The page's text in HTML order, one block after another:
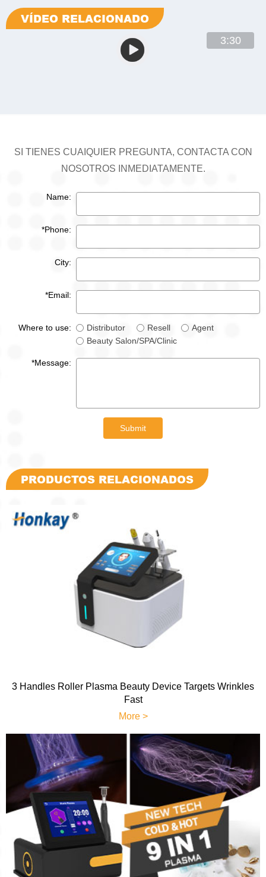
VÍDEO RELACIONADO
3:30
SI TIENES CUAIQUIER PREGUNTA, CONTACTA CON
NOSOTROS INMEDIATAMENTE.
Name:
*Phone:
City:
*Email:
Where to use: Distributor Resell
Agent
Beauty Salon/SPA/Clinic
*Message:
Submit
PRODUCTOS RELACIONADOS
3 Handles Roller Plasma Beauty Device Targets Wrinkles
Fast
More >